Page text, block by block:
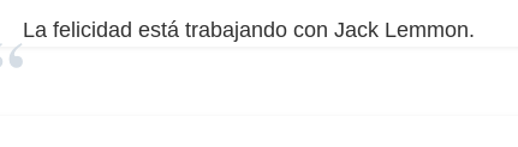
La felicidad está trabajando con Jack Lemmon.